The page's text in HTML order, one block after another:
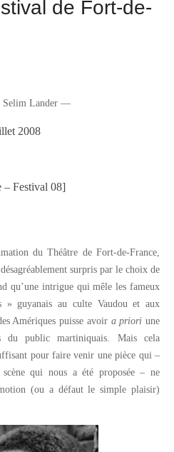
de Fort-de-
Lander —
2008
– Festival 08]
du Théâtre de Fort-de-France,
surpris par le choix de
qu’une intrigue qui mêle les fameux
» guyanais au culte Vaudou et aux
Amériques puisse avoir a prioriune
du public martiniquais. Mais cela
pour faire venir une pièce qui –
qui nous a été proposée – ne
(ou a défaut le simple plaisir)